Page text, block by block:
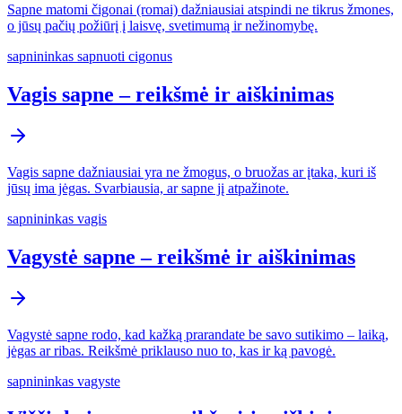
Sapne matomi čigonai (romai) dažniausiai atspindi ne tikrus žmones,
o jūsų pačių požiūrį į laisvę, svetimumą ir nežinomybę.
sapnininkas sapnuoti cigonus
Vagis sapne – reikšmė ir aiškinimas
Vagis sapne dažniausiai yra ne žmogus, o bruožas ar įtaka, kuri iš
jūsų ima jėgas. Svarbiausia, ar sapne jį atpažinote.
sapnininkas vagis
Vagystė sapne – reikšmė ir aiškinimas
Vagystė sapne rodo, kad kažką prarandate be savo sutikimo – laiką,
jėgas ar ribas. Reikšmė priklauso nuo to, kas ir ką pavogė.
sapnininkas vagyste